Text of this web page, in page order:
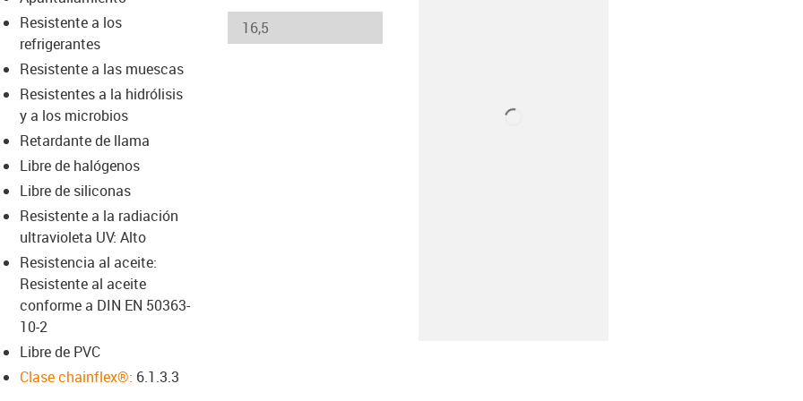
Resistente a los
refrigerantes
Resistente a las muescas
Resistentes a la hidrólisis
y a los microbios
Retardante de llama
Libre de halógenos
Libre de siliconas
Resistente a la radiación
ultravioleta UV: Alto
Resistencia al aceite:
Resistente al aceite
conforme a DIN EN 50363-
10-2
Libre de PVC
Clase chainflex®: 6.1.3.3